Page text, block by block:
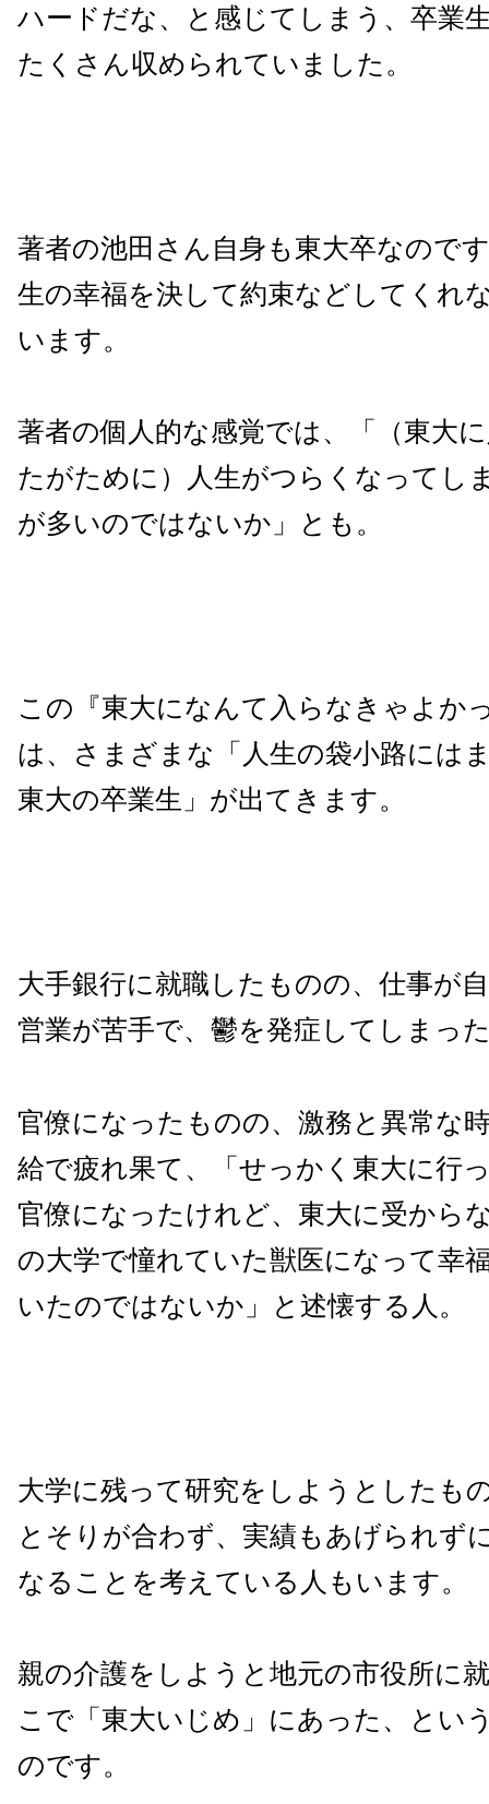
ハードだな、と感じてしまう、卒業
たくさん収められていました。
著者の池田さん自身も東大卒なので
生の幸福を決して約束などしてくれ
います。
著者の個人的な感覚では、「（東大
たがために）人生がつらくなってし
が多いのではないか」とも。
この『東大になんて入らなきゃよか
は、さまざまな「人生の袋小路には
東大の卒業生」が出てきます。
大手銀行に就職したものの、仕事が
営業が苦手で、鬱を発症してしまっ
官僚になったものの、激務と異常な
給で疲れ果て、「せっかく東大に行
官僚になったけれど、東大に受から
の大学で憧れていた獣医になって幸
いたのではないか」と述懐する人。
大学に残って研究をしようとしたも
とそりが合わず、実績もあげられず
なることを考えている人もいます。
親の介護をしようと地元の市役所に
こで「東大いじめ」にあった、とい
のです。